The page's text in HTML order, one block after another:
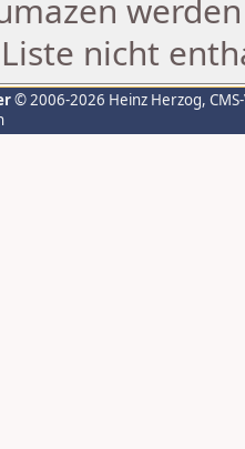
nicht
© 2006-2026 Heinz Herzog,